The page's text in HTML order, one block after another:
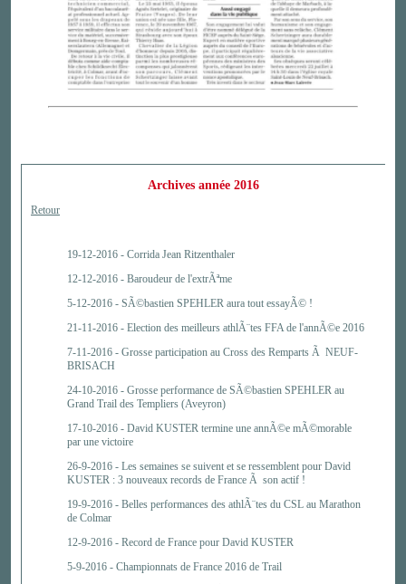
Archives année 2016
Retour
19-12-2016 - Corrida Jean Ritzenthaler
12-12-2016 - Baroudeur de l'extrÃªme
5-12-2016 - SÃ©bastien SPEHLER aura tout essayÃ© !
21-11-2016 - Election des meilleurs athlÃ¨tes FFA de l'annÃ©e 2016
7-11-2016 - Grosse participation au Cross des Remparts Ã NEUF-
BRISACH
24-10-2016 - Grosse performance de SÃ©bastien SPEHLER au
Grand Trail des Templiers (Aveyron)
17-10-2016 - David KUSTER termine une annÃ©e mÃ©morable
par une victoire
26-9-2016 - Les semaines se suivent et se ressemblent pour David
KUSTER : 3 nouveaux records de France Ã son actif !
19-9-2016 - Belles performances des athlÃ¨tes du CSL au Marathon
de Colmar
12-9-2016 - Record de France pour David KUSTER
5-9-2016 - Championnats de France 2016 de Trail